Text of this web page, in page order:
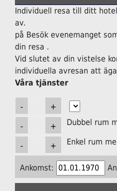
Individuell resa till ditt
av.
på Besök evenemanget
din resa .
Vid slutet av din vistelse
individuella avresan att
Våra tjänster
Dubbel rum
Enkel rum
Ankomst: